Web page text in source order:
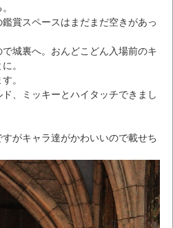
賞スペースはまだまだ空きがあっ
城裏へ。おんどこどん入場前のキ
。
。
、ミッキーとハイタッチできまし
がキャラ達がかわいいので載せち